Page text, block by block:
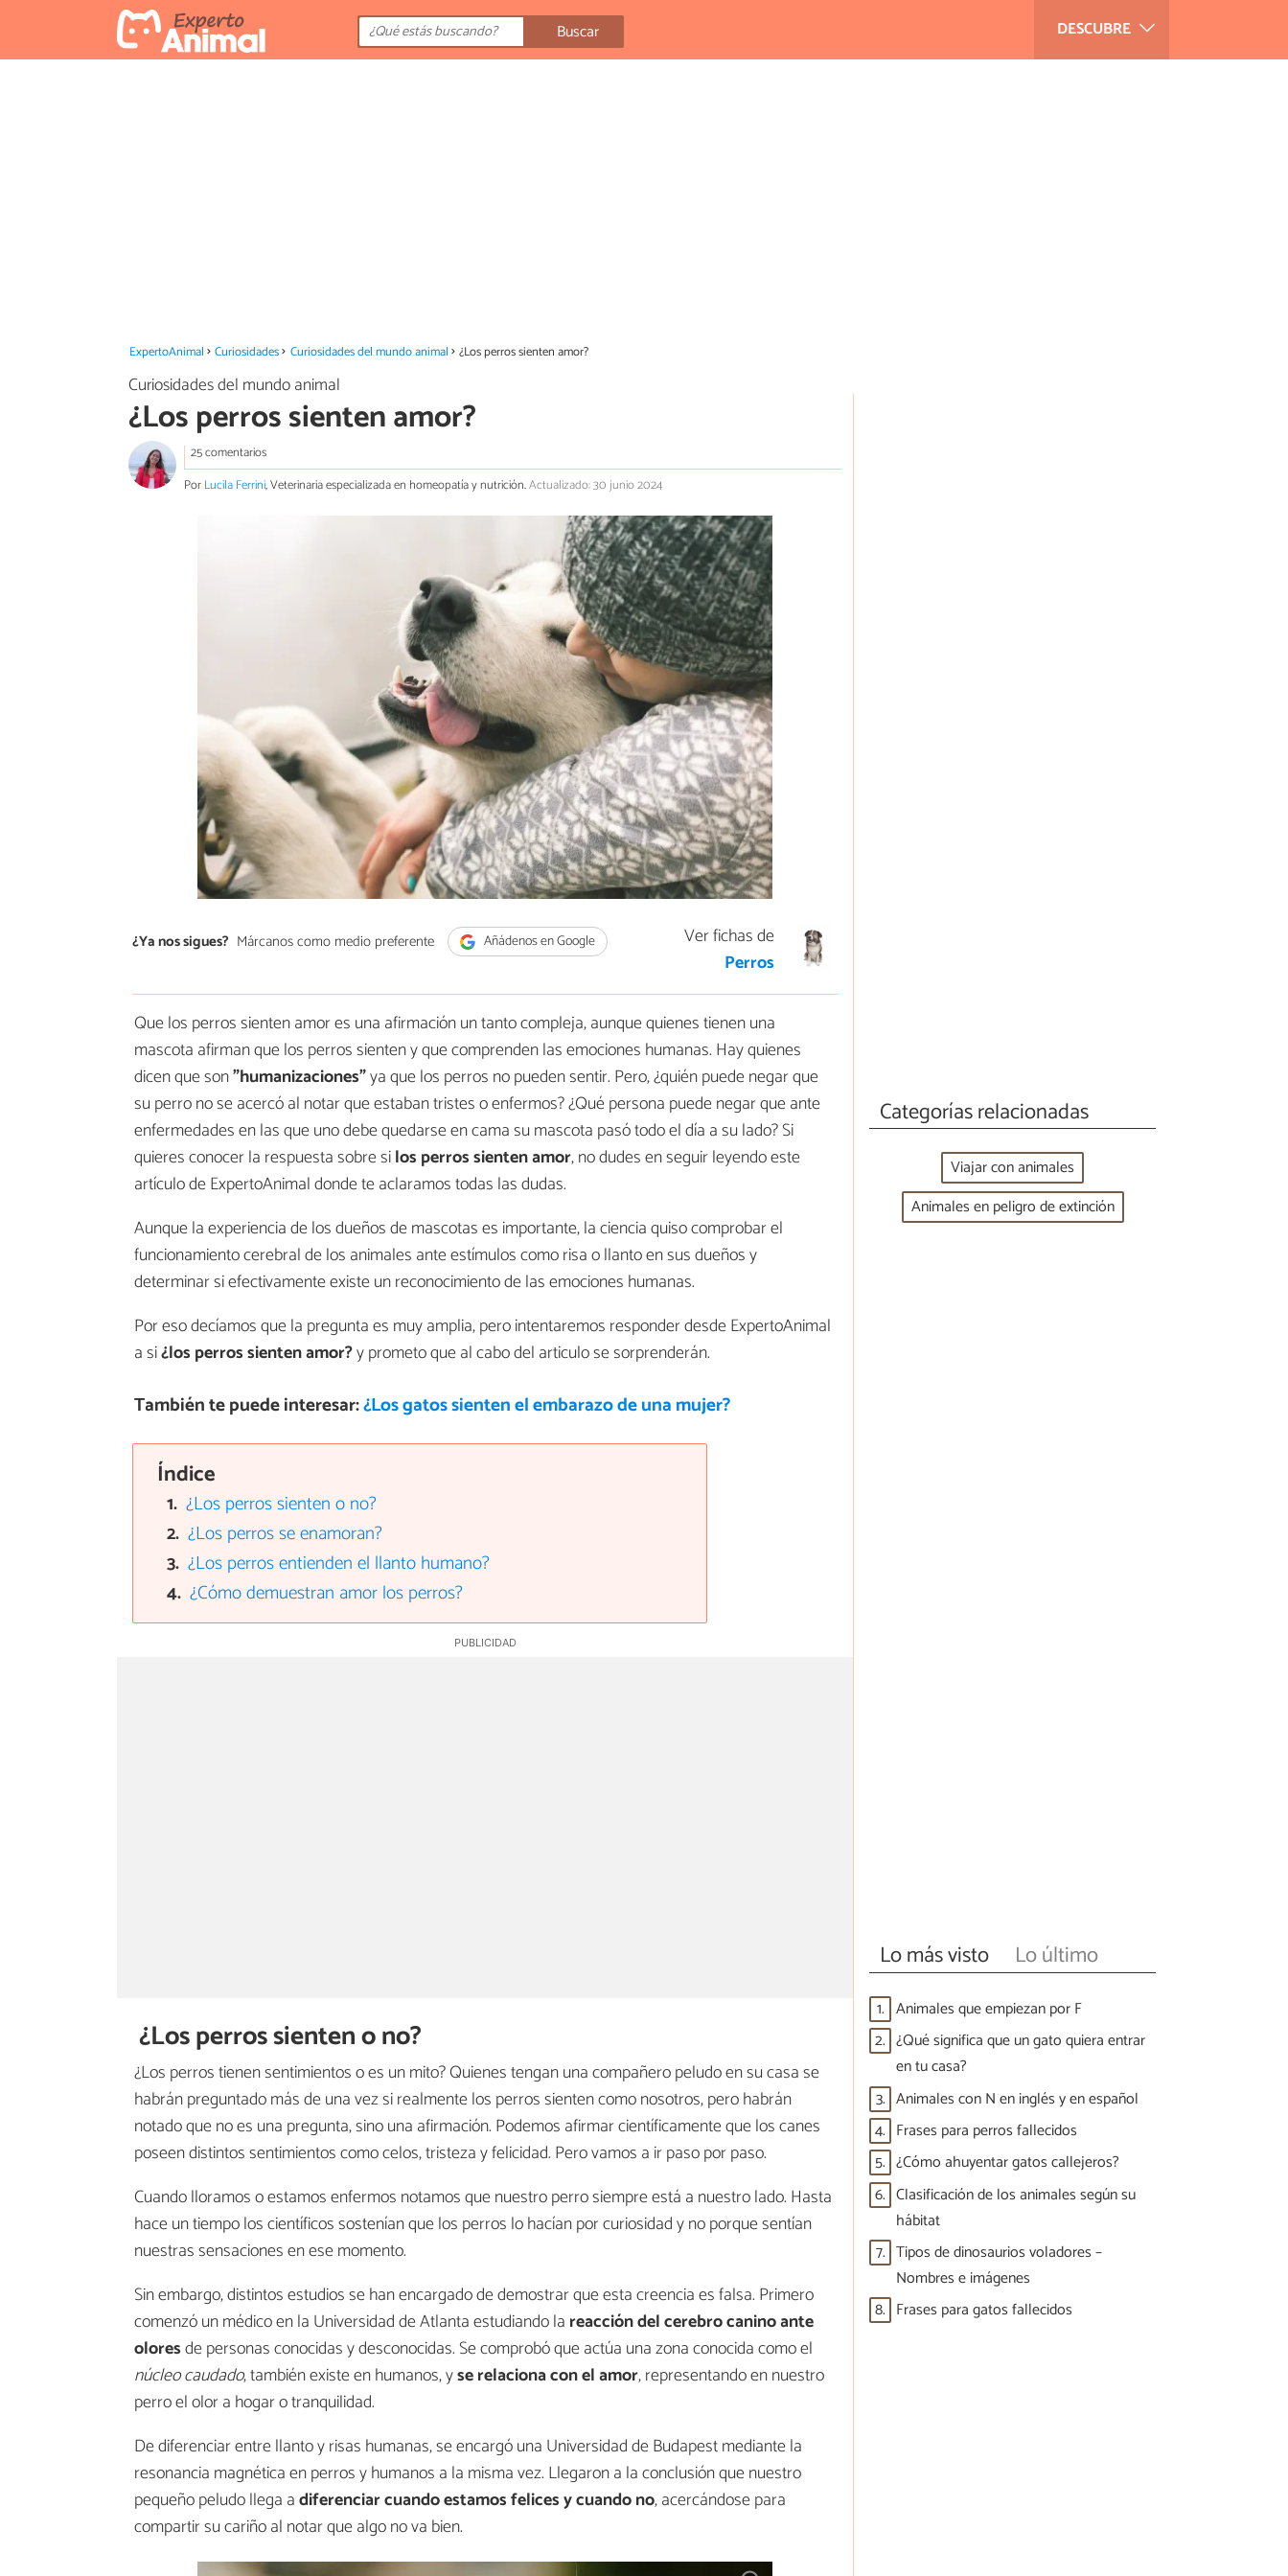
DESCUBRE
Buscar
ExpertoAnimal Curiosidades Curiosidades del mundo animal ¿Los perros sienten amor?
Curiosidades del mundo animal
¿Los perros sienten amor?
25 comentarios
PorLucila Ferrini, Veterinaria especializada en homeopatía y nutrición.Actualizado: 30 junio 2024
¿Ya nos sigues? Márcanos como medio preferente Añádenos en Google
Ver fichas de
Perros
Que los perros sienten amor es una afirmación un tanto compleja, aunque quienes tienen una
mascota afirman que los perros sienten y que comprenden las emociones humanas. Hay quienes
dicen que son"humanizaciones"ya que los perros no pueden sentir. Pero, ¿quién puede negar que
su perro no se acercó al notar que estaban tristes o enfermos? ¿Qué persona puede negar que ante
enfermedades en las que uno debe quedarse en cama su mascota pasó todo el día a su lado? Si
quieres conocer la respuesta sobre silos perros sienten amor, no dudes en seguir leyendo este
artículo de ExpertoAnimal donde te aclaramos todas las dudas.
Aunque la experiencia de los dueños de mascotas es importante, la ciencia quiso comprobar el
funcionamiento cerebral de los animales ante estímulos como risa o llanto en sus dueños y
determinar si efectivamente existe un reconocimiento de las emociones humanas.
Por eso decíamos que la pregunta es muy amplia, pero intentaremos responder desde ExpertoAnimal
a si¿los perros sienten amor?y prometo que al cabo del articulo se sorprenderán.
También te puede interesar:¿Los gatos sienten el embarazo de una mujer?
Índice
¿Los perros sienten o no?
¿Los perros se enamoran?
¿Los perros entienden el llanto humano?
¿Cómo demuestran amor los perros?
¿Los perros sienten o no?
¿Los perros tienen sentimientos o es un mito? Quienes tengan una compañero peludo en su casa se
habrán preguntado más de una vez si realmente los perros sienten como nosotros, pero habrán
notado que no es una pregunta, sino una afirmación. Podemos afirmar científicamente que los canes
poseen distintos sentimientos como celos, tristeza y felicidad. Pero vamos a ir paso por paso.
Cuando lloramos o estamos enfermos notamos que nuestro perro siempre está a nuestro lado. Hasta
hace un tiempo los científicos sostenían que los perros lo hacían por curiosidad y no porque sentían
nuestras sensaciones en ese momento.
Sin embargo, distintos estudios se han encargado de demostrar que esta creencia es falsa. Primero
comenzó un médico en la Universidad de Atlanta estudiando la reacción del cerebro canino ante
oloresde personas conocidas y desconocidas. Se comprobó que actúa una zona conocida como el
núcleo caudado, también existe en humanos, yse relaciona con el amor, representando en nuestro
perro el olor a hogar o tranquilidad.
De diferenciar entre llanto y risas humanas, se encargó una Universidad de Budapest mediante la
resonancia magnética en perros y humanos a la misma vez. Llegaron a la conclusión que nuestro
pequeño peludo llega adiferenciar cuando estamos felices y cuando no, acercándose para
compartir su cariño al notar que algo no va bien.
Categorías relacionadas
Viajar con animales
Animales en peligro de extinción
Lo más visto Lo último
1. Animales que empiezan por F
2. ¿Qué significa que un gato quiera entrar
en tu casa?
3. Animales con N en inglés y en español
4. Frases para perros fallecidos
5. ¿Cómo ahuyentar gatos callejeros?
6. Clasificación de los animales según su
hábitat
7. Tipos de dinosaurios voladores –
Nombres e imágenes
8. Frases para gatos fallecidos